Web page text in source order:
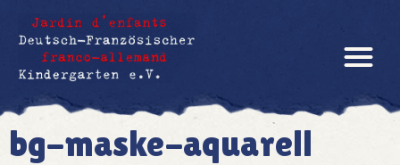
bg-maske-aquarell